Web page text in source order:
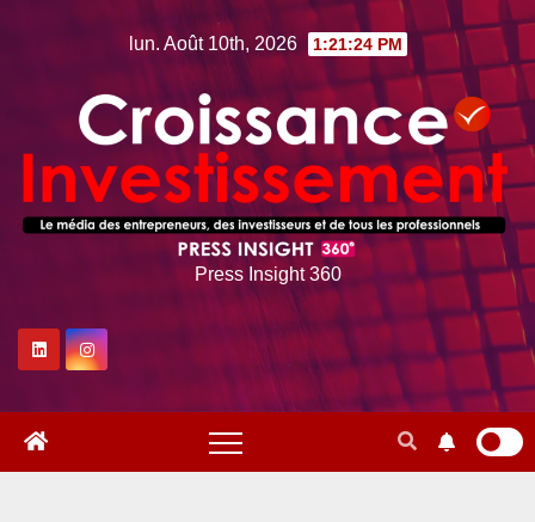
lun. Août 10th, 2026 1:21:25 PM
Press Insight 360